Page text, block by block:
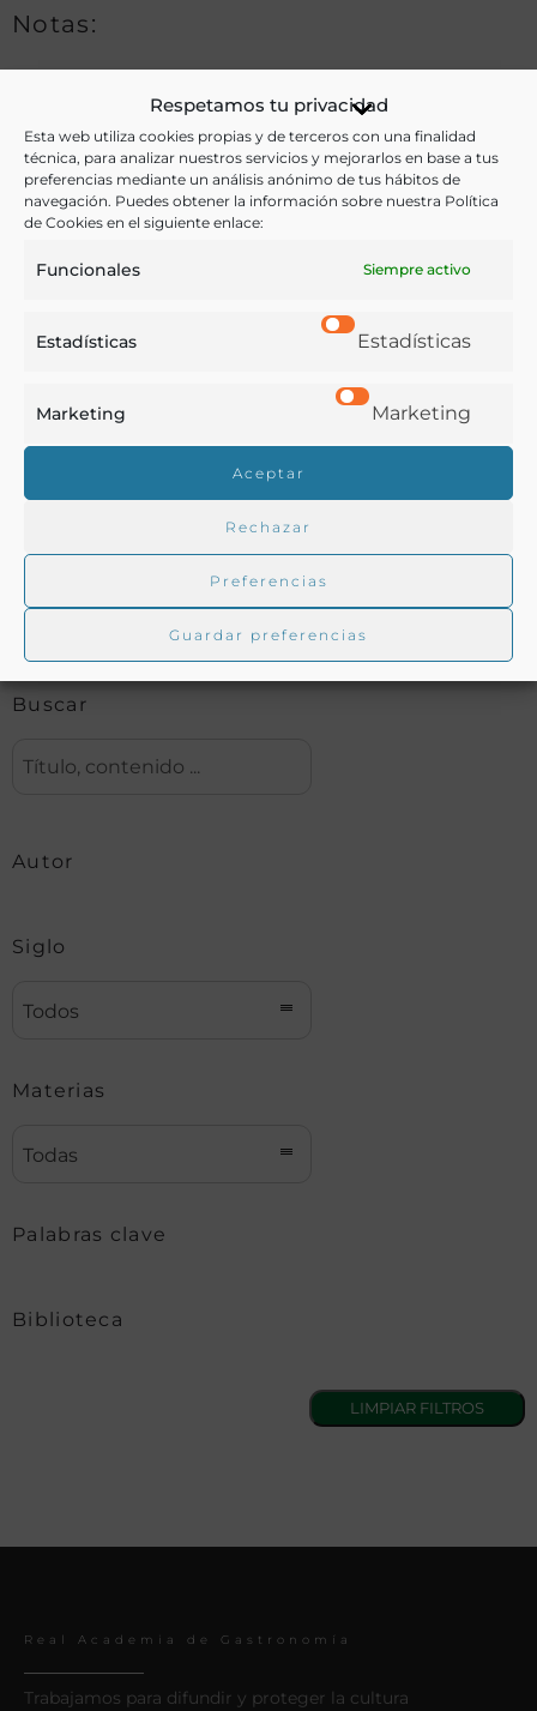
Respetamos tu privacidad
Esta web utiliza cookies propias y de terceros con una finalidad
técnica, para analizar nuestros servicios y mejorarlos en base a tus
preferencias mediante un análisis anónimo de tus hábitos de
navegación. Puedes obtener la información sobre nuestra Política
de Cookies en el siguiente enlace:
Funcionales Siempre activo
Estadísticas Estadísticas
Marketing Marketing
Aceptar
Rechazar
Preferencias
Guardar preferencias
Notas:
Ver más libros de estas materias:
Agricultura ,Enseñanza,Industria y Tecnología
Ver más libros con las palabras clave:
Agricultura,Manuales Técnicas agrícolas
Buscar en la biblioteca
Biblioteca digital Duque de Ahumada
Buscar
Autor
Siglo
Todos
Materias
Todas
Palabras clave
Biblioteca
Real Academia de Gastronomía
Trabajamos para difundir y proteger la cultura